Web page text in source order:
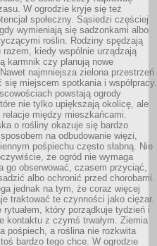
W ogrodzie kryje się też
społeczny. Sąsiedzi częściej
wymieniają się sadzonkami albo
roślin. Rodziny spędzają
razem, kiedy wspólnie urządzają
karmnik czy planują nowe
najmniejsza zielona przestrzeń
się miejscem spotkania i współpracy.
powstają ogrody
nie tylko upiększają okolicę, ale
relacje między mieszkańcami.
o rośliny okazuje się bardzo
na odbudowanie więzi,
pośpiechu często słabną. Nie
że ogród nie wymaga
go obserwować, czasem przyciąć,
albo ochronić przed chorobami.
jednak na tym, że coraz więcej
traktować te czynności jako ciężar.
rytuałem, który porządkuje tydzień i
kontaktu z czymś trwałym. Ziemia
pośpiech, a roślina nie rozkwita
bardzo tego chce. W ogrodzie